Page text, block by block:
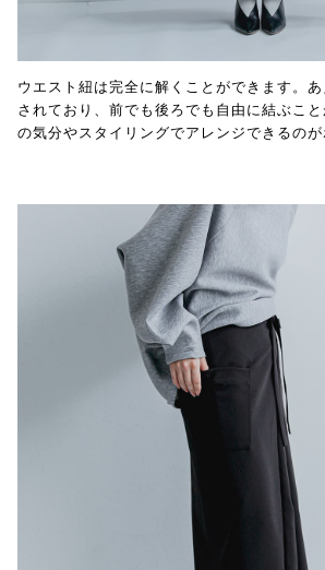
ウエスト紐は完全に解くことができます。
されており、前でも後ろでも自由に結ぶこ
の気分やスタイリングでアレンジできるのが